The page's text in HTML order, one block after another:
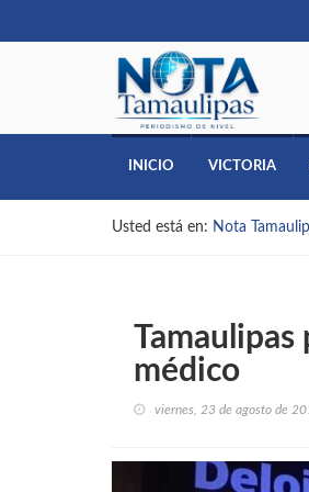
INICIO VICTORIA
Usted está en: Nota
médico
viernes, 23 de agosto de